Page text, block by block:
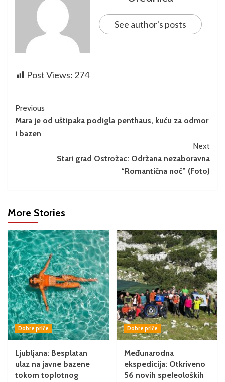
See author's posts
Post Views: 274
Previous
Mara je od uštipaka podigla penthaus, kuću za odmor
i bazen
Next
Stari grad Ostrožac: Održana nezaboravna
“Romantična noć” (Foto)
More Stories
Dobre priče
Ljubljana: Besplatan
ulaz na javne bazene
tokom toplotnog
Dobre priče
Međunarodna
ekspedicija: Otkriveno
56 novih speleoloških